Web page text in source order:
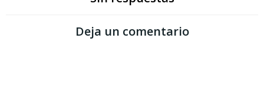
Deja un comentario